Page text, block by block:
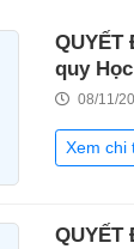
QUYẾT
quy
08/11/
Xem chi